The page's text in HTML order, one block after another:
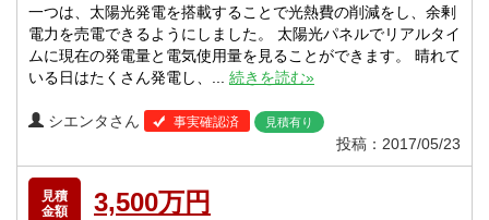
一つは、太陽光発電を搭載することで光熱費の削減をし、余剰
電力を売電できるようにしました。 太陽光パネルでリアルタイ
ムに現在の発電量と電気使用量を見ることができます。 晴れて
いる日はたくさん発電し、... 続きを読む»
シエンタさん 事実確認済 見積有り
投稿：2017/05/23
見積
金額
3,500万円